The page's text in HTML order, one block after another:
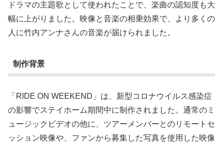
ドラマの主題歌として使われたことで、楽曲の認知度も大
幅に上がりました。映像と音楽の相乗効果で、より多くの
人に竹内アンナさんの音楽が届けられました。
制作背景
「RIDE ON WEEKEND」は、新型コロナウイルス感染症
の影響でステイホーム期間中に制作されました。通常のミ
ュージックビデオの他に、ツアーメンバーとのリモートセ
ッション映像や、ファンから募集した写真を使用した映像